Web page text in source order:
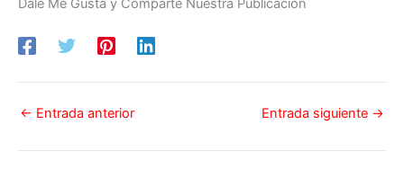
Dale Me Gusta y Comparte Nuestra Publicación
← Entrada anterior Entrada siguiente →